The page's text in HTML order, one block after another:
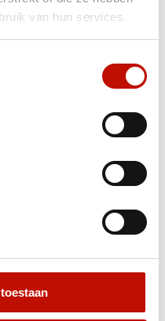
van hun services.
Ontdek hoe
te krijgen,
en losse
ritten en
één centrale plek